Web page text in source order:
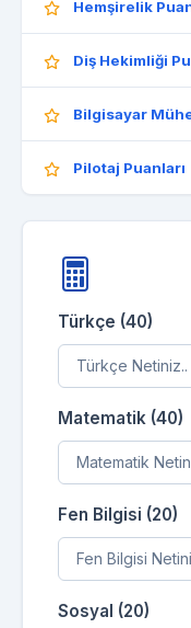
Hemşirelik
Diş Hekimliği
Bilgisayar
Pilotaj Puanları
Türkçe (40)
Matematik (40)
Fen Bilgisi (20)
Sosyal (20)